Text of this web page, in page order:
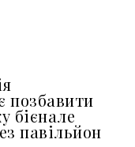
позбавити
бієнале
павільйон